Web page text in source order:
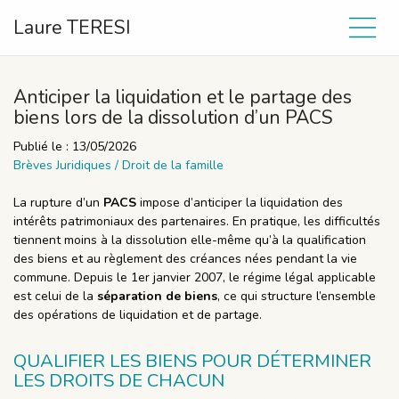
Laure TERESI
Anticiper la liquidation et le partage des
biens lors de la dissolution d’un PACS
Publié le : 13/05/2026
Brèves Juridiques / Droit de la famille
La rupture d’un PACS impose d’anticiper la liquidation des
intérêts patrimoniaux des partenaires. En pratique, les difficultés
tiennent moins à la dissolution elle-même qu’à la qualification
des biens et au règlement des créances nées pendant la vie
commune. Depuis le 1er janvier 2007, le régime légal applicable
est celui de la séparation de biens, ce qui structure l’ensemble
des opérations de liquidation et de partage.
QUALIFIER LES BIENS POUR DÉTERMINER
LES DROITS DE CHACUN